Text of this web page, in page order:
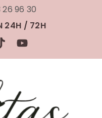
26 96 30
24H / 72H